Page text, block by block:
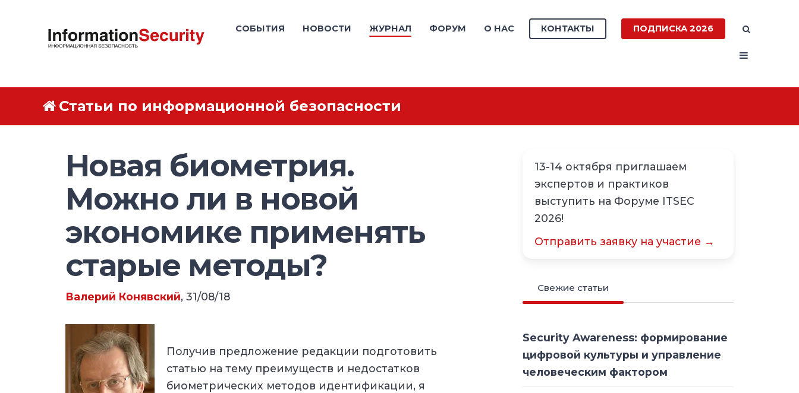
СОБЫТИЯ НОВОСТИ ЖУРНАЛ ФОРУМ О НАС КОНТАКТЫ ПОДПИСКА 2026
Статьи по информационной безопасности
Новая биометрия.
Можно ли в новой
экономике применять
старые методы?
Валерий Конявский, 31/08/18
Получив предложение редакции подготовить
статью на тему преимуществ и недостатков
биометрических методов идентификации, я
13-14 октября приглашаем
экспертов и практиков
выступить на Форуме ITSEC
2026!
Отправить заявку на участие →
Свежие статьи
Security Awareness: формирование
цифровой культуры и управление
человеческим фактором